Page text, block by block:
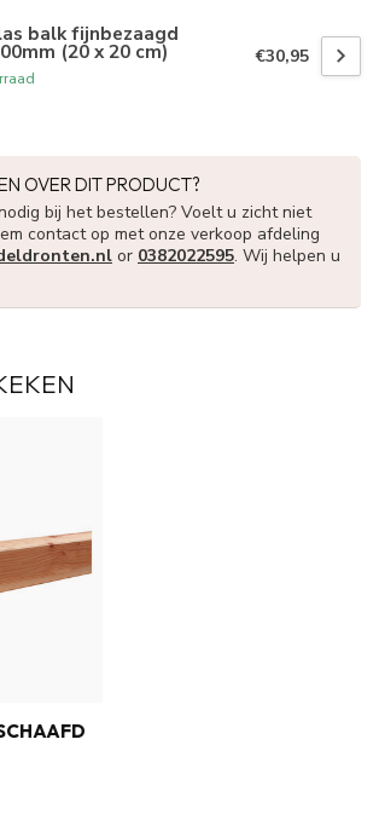
balk fijnbezaagd
(20 x 20 cm) €30,95
OVER DIT PRODUCT?
bij het bestellen? Voelt u zicht niet
contact op met onze verkoop afdeling
or 0382022595. Wij helpen u